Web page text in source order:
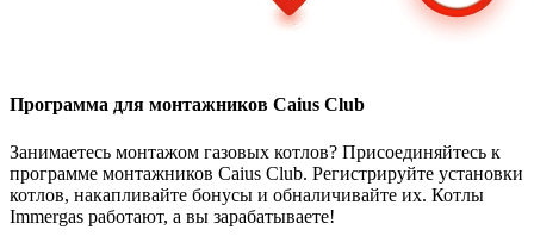
Программа для монтажников Caius Club
Занимаетесь монтажом газовых котлов? Присоединяйтесь к
программе монтажников Caius Club. Регистрируйте установки
котлов, накапливайте бонусы и обналичивайте их. Котлы
Immergas работают, а вы зарабатываете!